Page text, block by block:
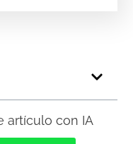
artículo con IA